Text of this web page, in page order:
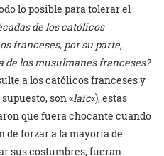
lo posible para tolerar el
de los católicos
franceses, por su parte,
los musulmanes franceses?
a los católicos franceses y
son «laïc«), estas
que fuera chocante cuando
forzar a la mayoría de
sus costumbres, fueran